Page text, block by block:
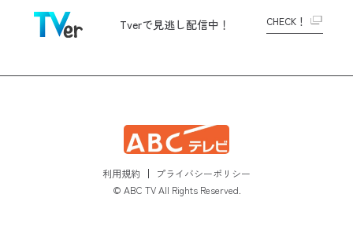
Tverで見逃し配信中！ CHECK！
利用規約
プライバシーポリシー
© ABC TV All Rights Reserved.